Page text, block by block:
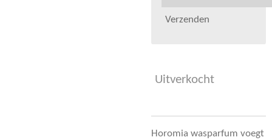
Verzenden
Uitverkocht
Horomia wasparfum voegt